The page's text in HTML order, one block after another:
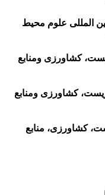
المللی علوم محیط
کشاورزی ومنابع
کشاورزی ومنابع
کشاورزی، منابع